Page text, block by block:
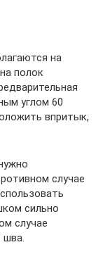
на
полок
углом 60
впритык,
случае
сильно
случае